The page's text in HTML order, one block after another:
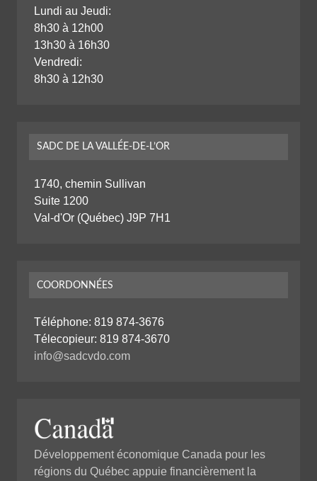
Lundi au Jeudi:
8h30 à 12h00
13h30 à 16h30
Vendredi:
8h30 à 12h30
SADC DE LA VALLÉE-DE-L’OR
1740, chemin Sullivan
Suite 1200
Val-d'Or (Québec) J9P 7H1
COORDONNÉES
Téléphone: 819 874-3676
Télecopieur: 819 874-3670
info@sadcvdo.com
Développement économique Canada pour les
régions du Québec appuie financièrement la